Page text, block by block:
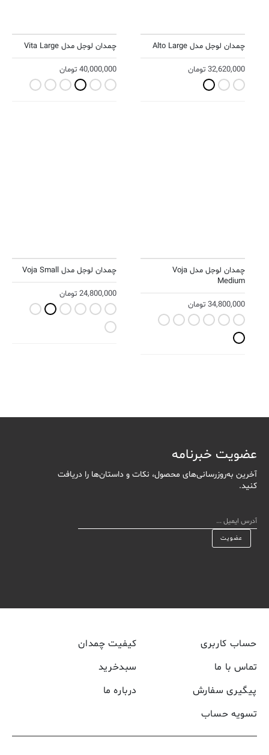
چمدان لوجل مدل Alto Large
32,620,000 تومان
Black
Light Grey
Navy Blue
چمدان لوجل مدل Vita Large
40,000,000 تومان
Black
Marsala Red
Olive Green
Rose
Steel Blue
Ochre
چمدان لوجل مدل Voja
Medium
34,800,000 تومان
Black
Ink Blue
Lavender
Seaweed
Terracotta
Warm Gray
Yolk Yellow
چمدان لوجل مدل Voja Small
24,800,000 تومان
Black
Ink Blue
Lavender
Seaweed
Terracotta
Warm Gray
Yolk Yellow
حساب کاربری
کیفیت چمدان
تماس با ما
سبدخرید
پیگیری سفارش
درباره ما
تسویه حساب
عضویت خبرنامه
آخرین به‌روزرسانی‌های محصول، نکات و داستان‌ها را دریافت
کنید.